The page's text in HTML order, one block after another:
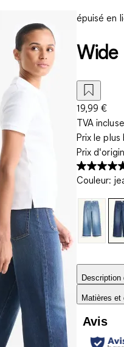
épuisé en
Wide
19,99 €
TVA incluse
Prix le
Prix
Couleur:
Description
Matières et
Avis